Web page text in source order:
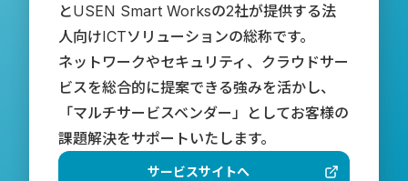
とUSEN Smart Worksの2社が提供する法
人向けICTソリューションの総称です。
ネットワークやセキュリティ、クラウドサー
ビスを総合的に提案できる強みを活かし、
「マルチサービスベンダー」としてお客様の
サービスサイトへ